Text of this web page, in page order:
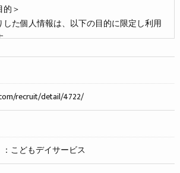
的＞
た個人情報は、以下の目的に限定し利用
。
必要な事項のご連絡
ついて＞
を得た場合または法令に定められた場合
三者に提供することはいたしません。
ついて＞
recruit/detail/4722/
こどもデイサービス